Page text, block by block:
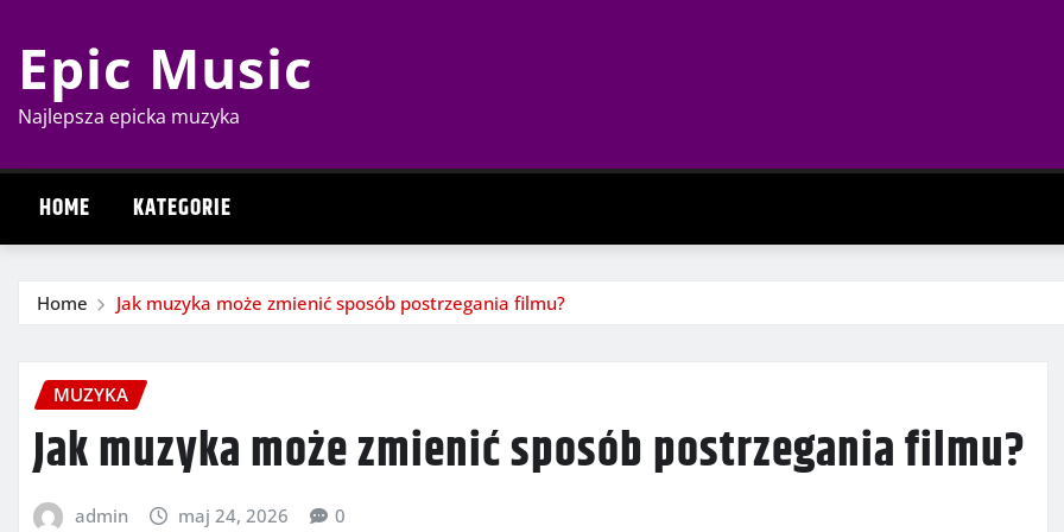
content
Epic Music
Najlepsza epicka muzyka
HOME KATEGORIE
Home Jak muzyka może zmienić sposób postrzegania filmu?
MUZYKA
Jak muzyka może zmienić sposób postrzegania filmu?
admin maj 24, 2026 0